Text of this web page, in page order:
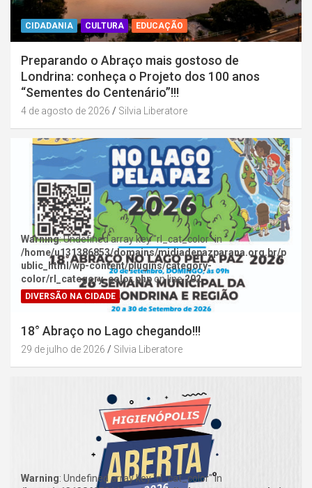
CIDADANIA CULTURA EDUCAÇÃO
Preparando o Abraço mais gostoso de
Londrina: conheça o Projeto dos 100 anos
“Sementes do Centenário”!!!
4 de agosto de 2026 Silvia Liberatore
Warning: Undefined array key "rl_cat_color" in
/home/u131386853/domains/midiadepazparana.org.br/p
ublic_html/wp-content/plugins/category-
color/rl_category_color.phpon line202
DIVERSÃO NA CIDADE
18° Abraço no Lago chegando!!!
29 de julho de 2026 Silvia Liberatore
Warning: Undefined array key "rl_cat_color" in